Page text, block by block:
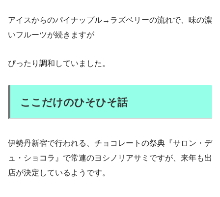
アイスからのパイナップル→ラズベリーの流れで、味の濃
いフルーツが続きますが
ぴったり調和していました。
ここだけのひそひそ話
伊勢丹新宿で行われる、チョコレートの祭典『サロン・デ
ュ・ショコラ』で常連のヨシノリアサミですが、来年も出
店が決定しているようです。